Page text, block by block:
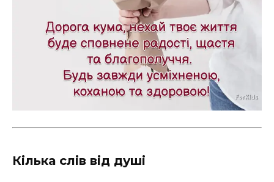
Кілька слів від душі